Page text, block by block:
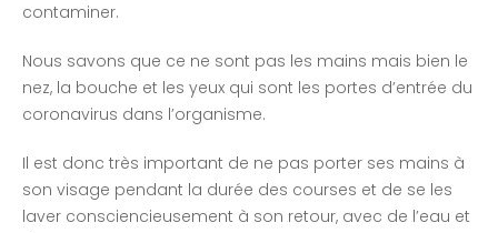
contaminer.
Nous savons que ce ne sont pas les mains mais bien le
nez, la bouche et les yeux qui sont les portes d’entrée du
coronavirus dans l’organisme.
Il est donc très important de ne pas porter ses mains à
son visage pendant la durée des courses et de se les
laver consciencieusement à son retour, avec de l’eau et